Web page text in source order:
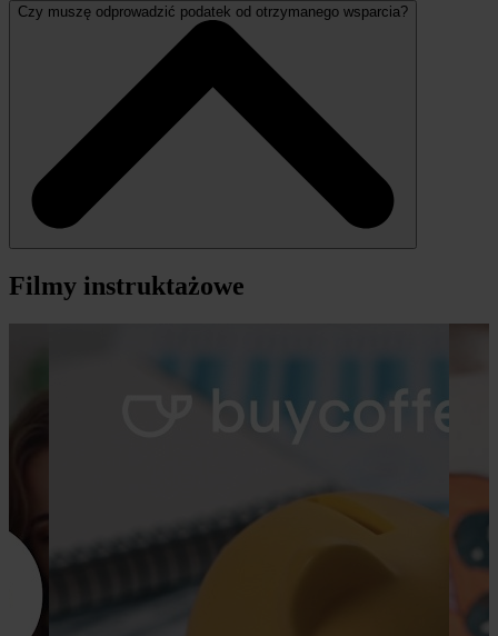
Czy muszę odprowadzić podatek od otrzymanego wsparcia?
Filmy instruktażowe